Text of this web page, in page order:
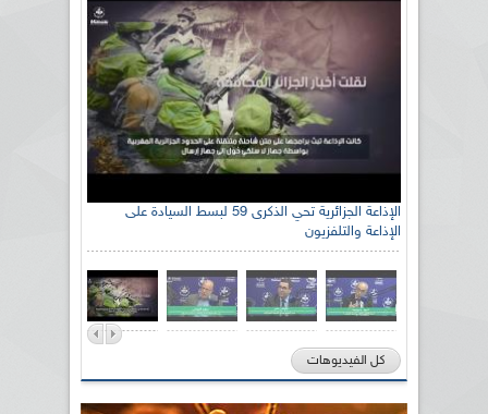
الإذاعة الجزائرية تحي الذكرى 59 لبسط السيادة على
الإذاعة والتلفزيون
كل الفيديوهات